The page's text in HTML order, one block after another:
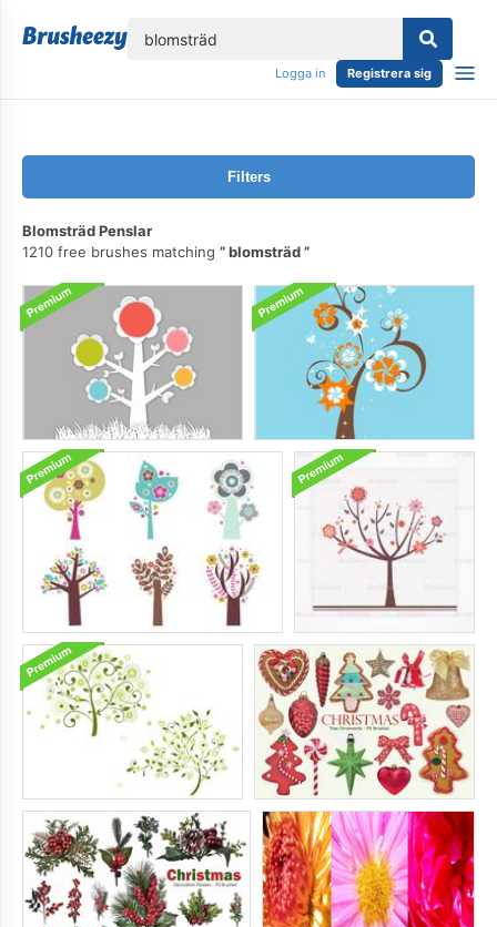
Logga in Registrera sig
Filters
Blomsträd Penslar
1210 free brushes matching
blomsträd